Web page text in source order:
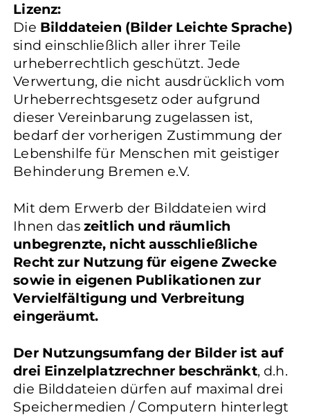
Lizenz:
Die Bilddateien (Bilder Leichte Sprache)
sind einschließlich aller ihrer Teile
urheberrechtlich geschützt. Jede
Verwertung, die nicht ausdrücklich vom
Urheberrechtsgesetz oder aufgrund
dieser Vereinbarung zugelassen ist,
bedarf der vorherigen Zustimmung der
Lebenshilfe für Menschen mit geistiger
Behinderung Bremen e.V.
Mit dem Erwerb der Bilddateien wird
Ihnen das zeitlich und räumlich
unbegrenzte, nicht ausschließliche
Recht zur Nutzung für eigene Zwecke
sowie in eigenen Publikationen zur
Vervielfältigung und Verbreitung
eingeräumt.
Der Nutzungsumfang der Bilder ist auf
drei Einzelplatzrechner beschränkt, d.h.
die Bilddateien dürfen auf maximal drei
Speichermedien / Computern hinterlegt